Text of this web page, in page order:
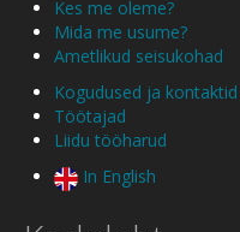
Kes me oleme?
Mida me usume?
Ametlikud seisukohad
Kogudused ja kontaktid
Töötajad
Liidu tööharud
In English